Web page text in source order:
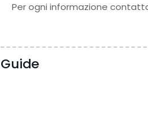
Per ogni informazione
Guide